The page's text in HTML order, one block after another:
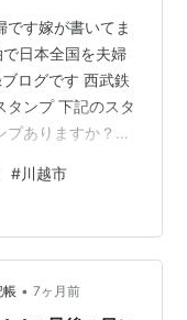
す嫁が書いてま
日本全国を夫婦
ログです 西武鉄
タンプ 下記のスタ
ありますか？」
博物館'26 JTBパ
城 第47号(川越
ブラタモ
Amazon amoの御
#川越市
帳 • 7ヶ月前